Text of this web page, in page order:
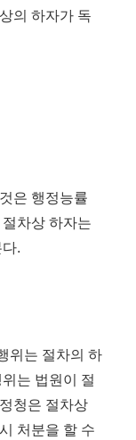
의 하자가 독
은 행정능률
차상 하자는
.
위는 절차의 하
는 법원이 절
청은 절차상
처분을 할 수